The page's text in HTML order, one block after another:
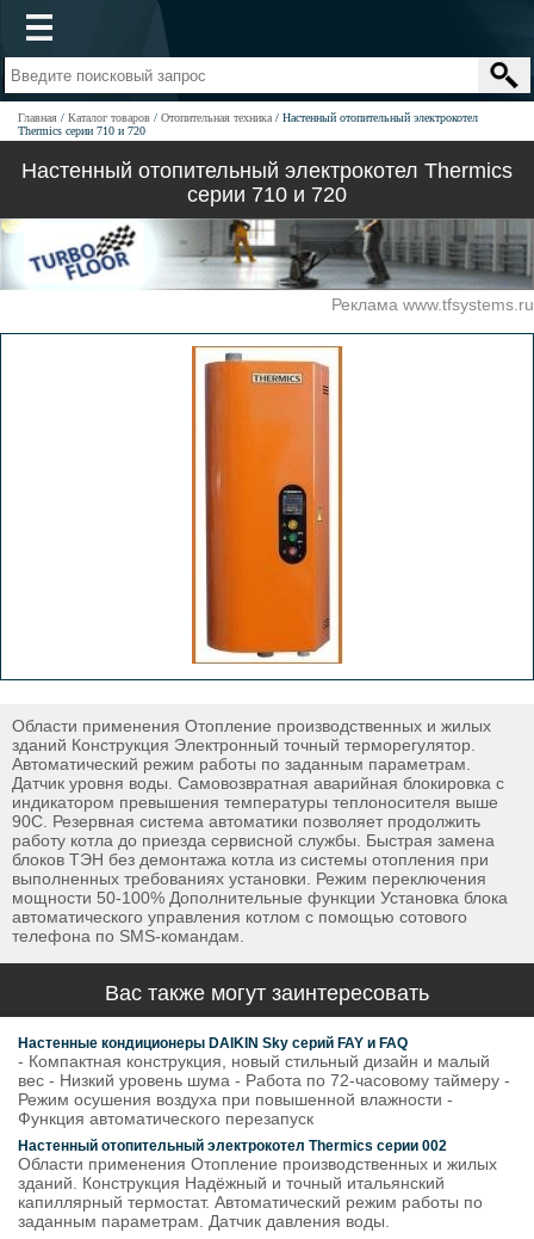
Главная Каталог товаров Отопительная техника
Настенный отопительный электрокотел
Thermics серии 710 и 720
Настенный отопительный электрокотел Thermics
серии 710 и 720
Реклама www.tfsystems.ru
Области применения Отопление производственных и жилых
зданий Конструкция Электронный точный терморегулятор.
Автоматический режим работы по заданным параметрам.
Датчик уровня воды. Самовозвратная аварийная блокировка с
индикатором превышения температуры теплоносителя выше
90С. Резервная система автоматики позволяет продолжить
работу котла до приезда сервисной службы. Быстрая замена
блоков ТЭН без демонтажа котла из системы отопления при
выполненных требованиях установки. Режим переключения
мощности 50-100% Дополнительные функции Установка блока
автоматического управления котлом с помощью сотового
телефона по SMS-командам.
Вас также могут заинтересовать
Настенные кондиционеры DAIKIN Sky серий FAY и FAQ
- Компактная конструкция, новый стильный дизайн и малый
вес - Низкий уровень шума - Работа по 72-часовому таймеру -
Режим осушения воздуха при повышенной влажности -
Функция автоматического перезапуск
Настенный отопительный электрокотел Thermics серии 002
Области применения Отопление производственных и жилых
зданий. Конструкция Надёжный и точный итальянский
капиллярный термостат. Автоматический режим работы по
заданным параметрам. Датчик давления воды.